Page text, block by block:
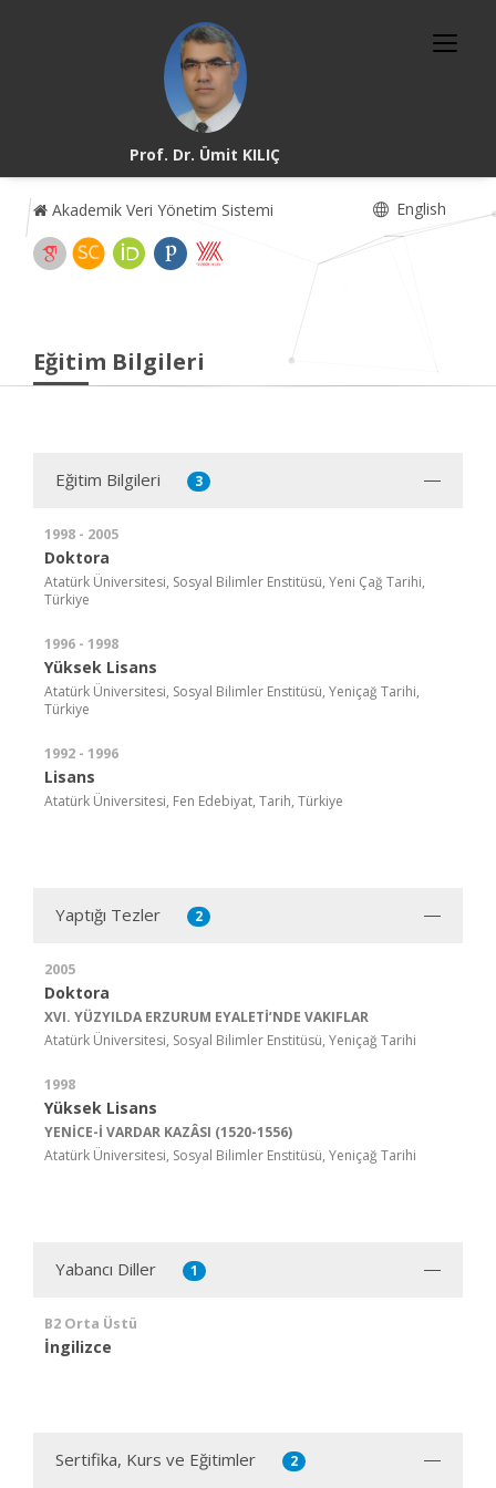
Prof. Dr. Ümit KILIÇ
Akademik Veri Yönetim Sistemi English
Eğitim Bilgileri
Eğitim Bilgileri 3
1998 - 2005
Doktora
Atatürk Üniversitesi, Sosyal Bilimler Enstitüsü, Yeni Çağ Tarihi,
Türkiye
1996 - 1998
Yüksek Lisans
Atatürk Üniversitesi, Sosyal Bilimler Enstitüsü, Yeniçağ Tarihi,
Türkiye
1992 - 1996
Lisans
Atatürk Üniversitesi, Fen Edebiyat, Tarih, Türkiye
Yaptığı Tezler 2
2005
Doktora
XVI. YÜZYILDA ERZURUM EYALETİ’NDE VAKIFLAR
Atatürk Üniversitesi, Sosyal Bilimler Enstitüsü, Yeniçağ Tarihi
1998
Yüksek Lisans
YENİCE-İ VARDAR KAZÂSI (1520-1556)
Atatürk Üniversitesi, Sosyal Bilimler Enstitüsü, Yeniçağ Tarihi
Yabancı Diller 1
B2 Orta Üstü
İngilizce
Sertifika, Kurs ve Eğitimler 2